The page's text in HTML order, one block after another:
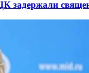
задержали